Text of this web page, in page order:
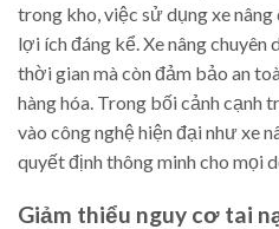
trong kho, việc sử dụng xe
lợi ích đáng kể. Xe nâng
thời gian mà còn đảm bảo an
hàng hóa. Trong bối cảnh cạnh
vào công nghệ hiện đại như xe
quyết định thông minh cho mọi
Giảm thiểu nguy cơ tai